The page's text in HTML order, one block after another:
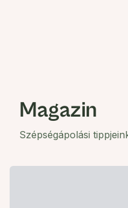
Magazin
Szépségápolási